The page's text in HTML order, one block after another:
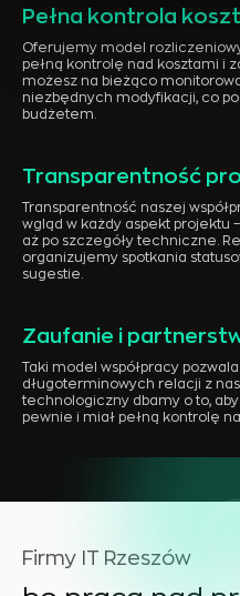
Pełna kontrola
Oferujemy model
pełną kontrolę nad kosztami i
możesz na bieżąco
niezbędnych modyfikacji, co
budżetem.
Transparentność
Transparentność naszej
wgląd w każdy aspekt projektu
aż po szczegóły techniczne.
organizujemy spotkania
sugestie.
Zaufanie i
Taki model współpracy
długoterminowych relacji z
technologiczny dbamy o to,
pewnie i miał pełną kontrolę
Firmy IT Rzeszów